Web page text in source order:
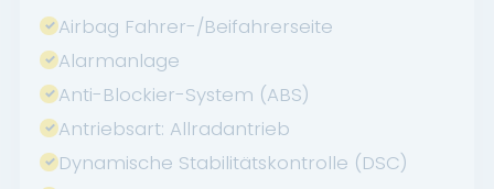
Airbag Fahrer-/Beifahrerseite
Alarmanlage
Anti-Blockier-System (ABS)
Antriebsart: Allradantrieb
Dynamische Stabilitätskontrolle (DSC)